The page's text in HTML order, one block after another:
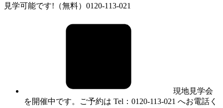
見学可能です!（無料）0120-113-021
現地見学会
を開催中です。ご予約は Tel：0120-113-021 へお電話く